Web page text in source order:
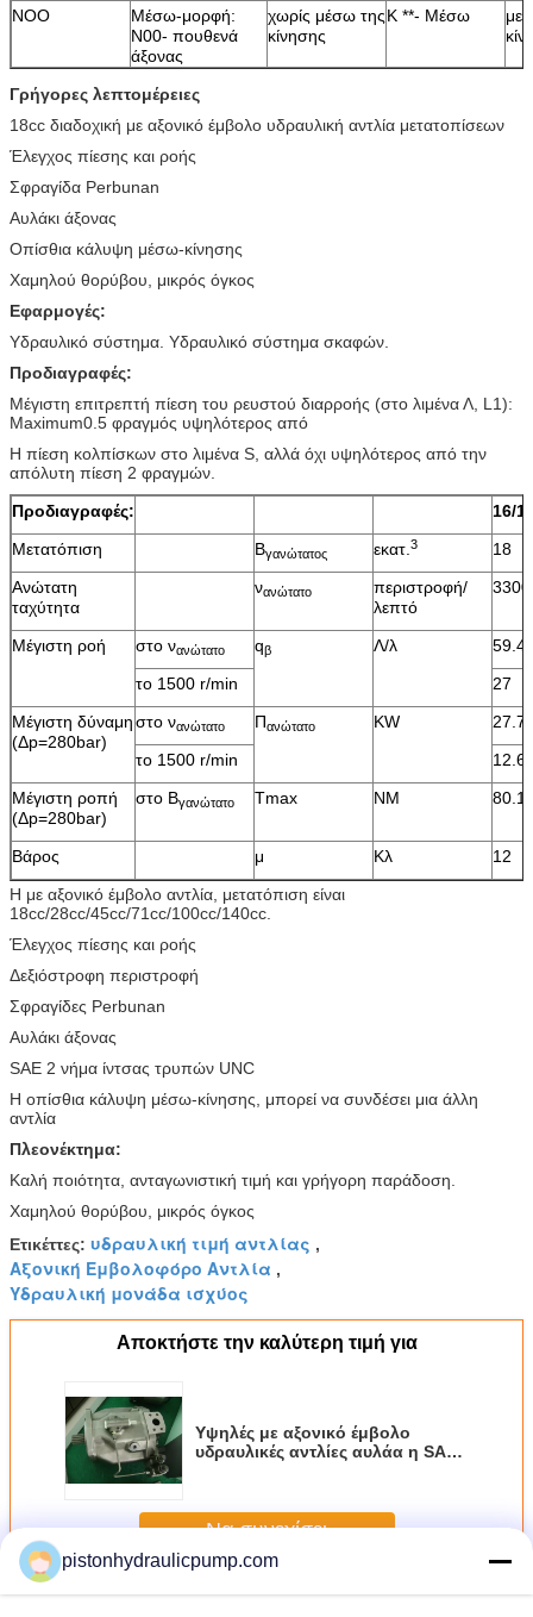
NOO
Μέσω-μορφή:
N00- πουθενά
άξονας
χωρίς μέσω της
κίνησης
Κ **- Μέσω
με
Γρήγορες λεπτομέρειες
18cc διαδοχική με αξονικό έμβολο υδραυλική αντλία μετατοπίσεων
Έλεγχος πίεσης και ροής
Σφραγίδα Perbunan
Αυλάκι άξονας
Οπίσθια κάλυψη μέσω-κίνησης
Χαμηλού θορύβου, μικρός όγκος
Εφαρμογές:
Υδραυλικό σύστημα. Υδραυλικό σύστημα σκαφών.
Προδιαγραφές:
Μέγιστη επιτρεπτή πίεση του ρευστού διαρροής (στο λιμένα Λ, L1):
Maximum0.5 φραγμός υψηλότερος από
Η πίεση κολπίσκων στο λιμένα S, αλλά όχι υψηλότερος από την
απόλυτη πίεση 2 φραγμών.
Προδιαγραφές:
16/
Μετατόπιση
Βγανώτατος εκατ. 3
18
Ανώτατη
ταχύτητα
νανώτατο
περιστροφή/
λεπτό
3300
Μέγιστη ροή στο νανώτατο qβ Λ/λ
59.4
το 1500 r/min
27
Μέγιστη δύναμη
(Δp=280bar)
στο νανώτατο Πανώτατο KW
27.7
το 1500 r/min
12.6
Μέγιστη ροπή
(Δp=280bar)
στο Βγανώτατο Tmax NM 80.1
Βάρος μ Κλ
12
Η με αξονικό έμβολο αντλία, μετατόπιση είναι
18cc/28cc/45cc/71cc/100cc/140cc.
Έλεγχος πίεσης και ροής
Δεξιόστροφη περιστροφή
Σφραγίδες Perbunan
Αυλάκι άξονας
SAE 2 νήμα ίντσας τρυπών UNC
Η οπίσθια κάλυψη μέσω-κίνησης, μπορεί να συνδέσει μια άλλη
αντλία
Πλεονέκτημα:
Καλή ποιότητα, ανταγωνιστική τιμή και γρήγορη παράδοση.
Χαμηλού θορύβου, μικρός όγκος
Ετικέττες: υδραυλική τιμή αντλίας ,
Αξονική Εμβολοφόρο Αντλία ,
Υδραυλική μονάδα ισχύος
Αποκτήστε την καλύτερη τιμή για
Υψηλές με αξονικό έμβολο
υδραυλικές αντλίες αυλάα η SAE
Να συνεχίσει
ΠερισσότεροιΑξονική εμβολοφόρο υδραυλική αντλία
pistonhydraulicpump.com